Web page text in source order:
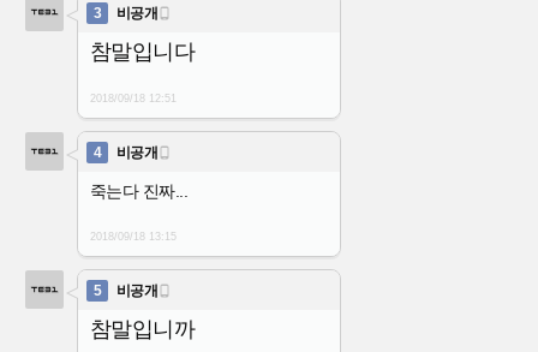
3 비공개 
참말입니다
2018/09/18 12:51
4 비공개 
죽는다 진짜...
2018/09/18 13:15
5 비공개 
참말입니까